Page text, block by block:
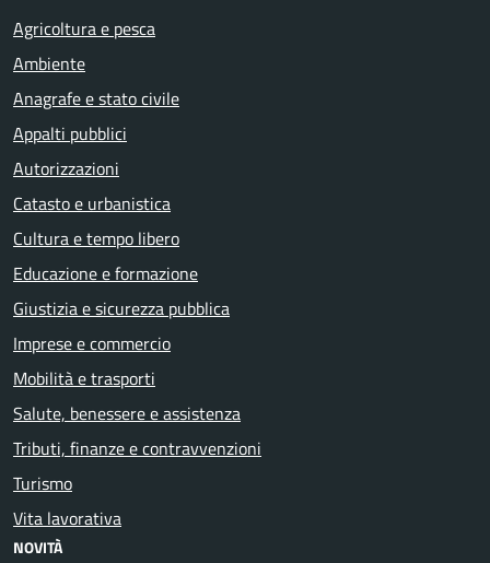
Agricoltura e pesca
Ambiente
Anagrafe e stato civile
Appalti pubblici
Autorizzazioni
Catasto e urbanistica
Cultura e tempo libero
Educazione e formazione
Giustizia e sicurezza pubblica
Imprese e commercio
Mobilità e trasporti
Salute, benessere e assistenza
Tributi, finanze e contravvenzioni
Turismo
Vita lavorativa
NOVITÀ